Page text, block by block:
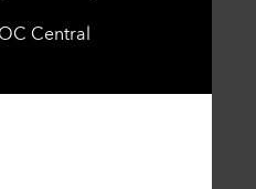
Central